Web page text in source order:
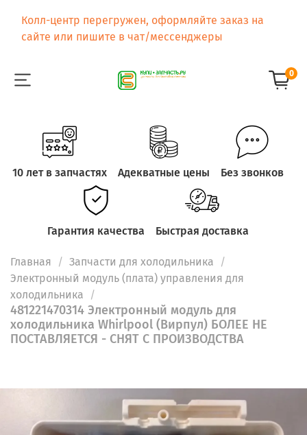
Колл-центр перегружен, оформляйте заказ на
сайте или пишите в чат/мессенджеры
0
10 лет в запчастях Адекватные цены Без звонков
Гарантия качества Быстрая доставка
Главная
Запчасти для холодильника
Электронный модуль (плата) управления для
холодильника
481221470314 Электронный модуль для
холодильника Whirlpool (Вирпул) БОЛЕЕ НЕ
ПОСТАВЛЯЕТСЯ - СНЯТ С ПРОИЗВОДСТВА